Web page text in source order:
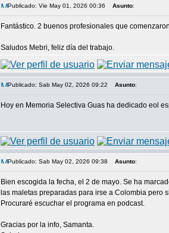
Publicado: Vie May 01, 2026 00:36 Asunto:
Fantástico. 2 buenos profesionales que
Saludos Mebri, feliz día del trabajo.
Publicado: Sab May 02, 2026 09:22 Asunto:
Hoy en Memoria Selectiva Guas ha dedicado eol
Publicado: Sab May 02, 2026 09:38 Asunto:
Bien escogida la fecha, el 2 de mayo. Se ha
las maletas preparadas para irse a Colombia pero
Procuraré escuchar el programa en podcast.
Gracias por la info, Samanta.